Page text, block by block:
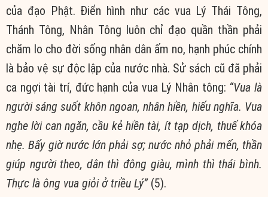
của đạo Phật. Điển hình như các vua Lý Thái Tông,
Thánh Tông, Nhân Tông luôn chỉ đạo quần thần phải
chăm lo cho đời sống nhân dân ấm no, hạnh phúc chính
là bảo vệ sự độc lập của nước nhà. Sử sách cũ đã phải
ca ngợi tài trí, đức hạnh của vua Lý Nhân tông: “Vua là
người sáng suốt khôn ngoan, nhân hiền, hiếu nghĩa. Vua
nghe lời can ngăn, cầu kẻ hiền tài, ít tạp dịch, thuế khóa
nhẹ. Bấy giờ nước lớn phải sợ; nước nhỏ phải mến, thần
giúp người theo, dân thì đông giàu, mình thì thái bình.
Thực là ông vua giỏi ở triều Lý” (5).